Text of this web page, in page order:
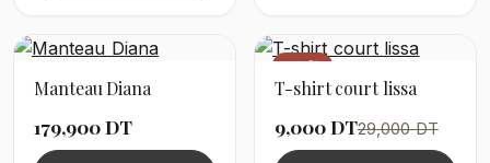
Manteau Diana
179,900 DT
−69%
T-shirt court lissa
9,000 DT29,000 DT